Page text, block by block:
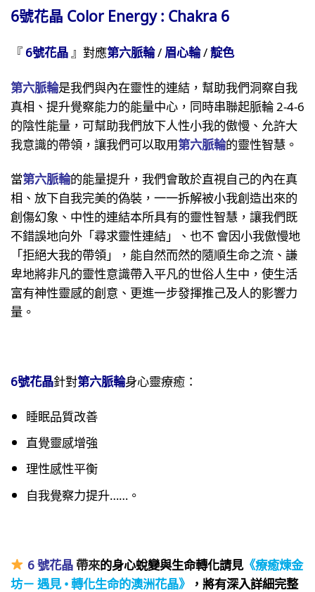
6號花晶 Color Energy : Chakra 6
『 6號花晶 』對應第六脈輪/ 眉心輪/靛色
第六脈輪是我們與內在靈性的連結，幫助我們洞察自我
真相、提升覺察能力的能量中心，同時串聯起脈輪 2-4-6
的陰性能量，可幫助我們放下人性小我的傲慢、允許大
我意識的帶領，讓我們可以取用第六脈輪的靈性智慧。
當第六脈輪的能量提升，我們會敢於直視自己的內在真
相、放下自我完美的偽裝，一一拆解被小我創造出來的
創傷幻象、中性的連結本所具有的靈性智慧，讓我們既
不錯誤地向外「尋求靈性連結」、也不 會因小我傲慢地
「拒絕大我的帶領」，能自然而然的隨順生命之流、謙
卑地將非凡的靈性意識帶入平凡的世俗人生中，使生活
富有神性靈感的創意、更進一步發揮推己及人的影響力
量。
6號花晶針對第六脈輪身心靈療癒：
睡眠品質改善
直覺靈感增強
理性感性平衡
自我覺察力提升……。
6 號花晶帶來的身心蛻變與生命轉化請見《療癒煉金
坊－ 遇見 • 轉化生命的澳洲花晶》 ，將有深入詳細完整